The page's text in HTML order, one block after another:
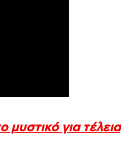
για τέλεια